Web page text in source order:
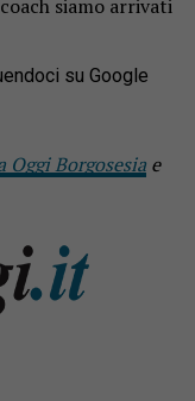
siamo arrivati
su Google
Oggi Borgosesia e